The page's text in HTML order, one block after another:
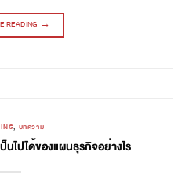
READING →
, บทความ
ไปได้ของแผนธุรกิจอย่างไร